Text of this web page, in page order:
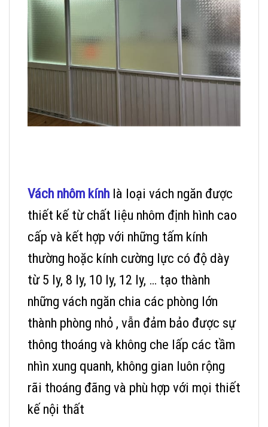
Vách nhôm kính là loại vách ngăn được
thiết kế từ chất liệu nhôm định hình cao
cấp và kết hợp với những tấm kính
thường hoặc kính cường lực có độ dày
từ 5 ly, 8 ly, 10 ly, 12 ly, … tạo thành
những vách ngăn chia các phòng lớn
thành phòng nhỏ , vẫn đảm bảo được sự
thông thoáng và không che lấp các tầm
nhìn xung quanh, không gian luôn rộng
rãi thoáng đãng và phù hợp với mọi thiết
kế nội thất